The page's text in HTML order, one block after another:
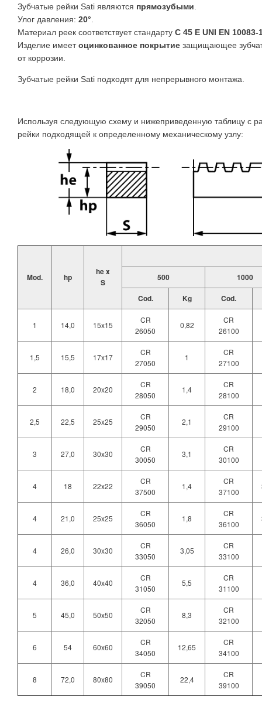
Зубчатые рейки Sati являются прямозубыми
Улог давления: 20°
Материал реек соответствует стандарту C 45 E UNI EN 10083-
Изделие имеетоцинкованное покрытие защищающее
от коррозии.
Зубчатые рейки Sati подходят для непрерывного монтажа.
Используя следующую схему и нижеприведенную таблицу с
рейки подходящей к определенному механическому узлу:
Mod. hp
he x
S
500
1000
Cod.
Kg Cod.
1 14,0 15x15
CR
26050
0,82
CR
26100
1,5 15,5 17x17
CR
27050
1
CR
27100
2 18,0 20x20
CR
28050
1,4
CR
28100
2,5 22,5 25x25
CR
29050
2,1
CR
29100
3 27,0 30x30
CR
30050
3,1
CR
30100
4 18 22x22
CR
37500
1,4
CR
37100
4 21,0 25x25
CR
36050
1,8
CR
36100
4 26,0 30x30
CR
33050
3,05
CR
33100
4 36,0 40x40
CR
31050
5,5
CR
31100
5 45,0 50x50
CR
32050
8,3
CR
32100
6 54 60x60
CR
34050
12,65
CR
34100
8 72,0 80x80
CR
39050
22,4
CR
39100